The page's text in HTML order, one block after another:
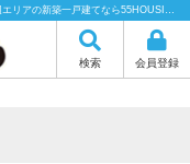
こちらは会員物件です【im-638638】｜さいたま市・上尾市・周辺エリアの新築一戸建てなら55HOUSING（55ハウジング）にお任せください！
検索 会員登録